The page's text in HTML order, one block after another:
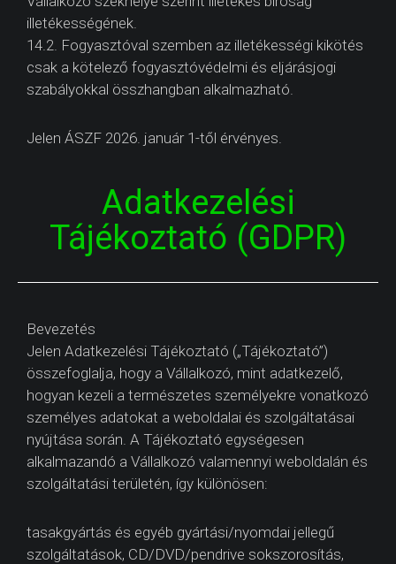
illetékességének.
14.2. Fogyasztóval szemben az illetékességi kikötés
csak a kötelező fogyasztóvédelmi és eljárásjogi
szabályokkal összhangban alkalmazható.
Jelen ÁSZF 2026. január 1-től érvényes.
Adatkezelési
Tájékoztató (GDPR)
Bevezetés
Jelen Adatkezelési Tájékoztató („Tájékoztató”)
összefoglalja, hogy a Vállalkozó, mint adatkezelő,
hogyan kezeli a természetes személyekre vonatkozó
személyes adatokat a weboldalai és szolgáltatásai
nyújtása során. A Tájékoztató egységesen
alkalmazandó a Vállalkozó valamennyi weboldalán és
szolgáltatási területén, így különösen:
tasakgyártás és egyéb gyártási/nyomdai jellegű
szolgáltatások, CD/DVD/pendrive sokszorosítás,